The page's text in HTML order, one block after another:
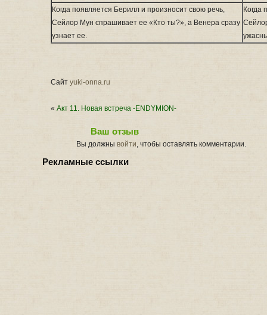
Когда появляется Берилл и произносит свою речь,
Сейлор Мун спрашивает ее «Кто ты?», а Венера сразу
узнает ее.
Когда
Сайт yuki-onna.ru
« Акт 11. Новая встреча -ENDYMION-
Ваш отзыв
Вы должны войти, чтобы оставлять комментарии.
Рекламные ссылки